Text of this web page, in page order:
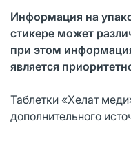
Информация на
стикере может
при этом
является
Таблетки «Хелат
дополнительного